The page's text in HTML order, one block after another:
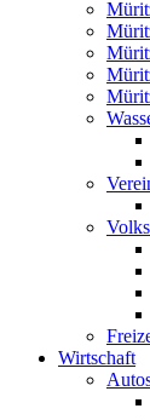
Wirtschaft